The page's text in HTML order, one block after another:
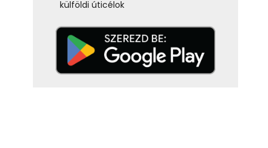
külföldi úticélok